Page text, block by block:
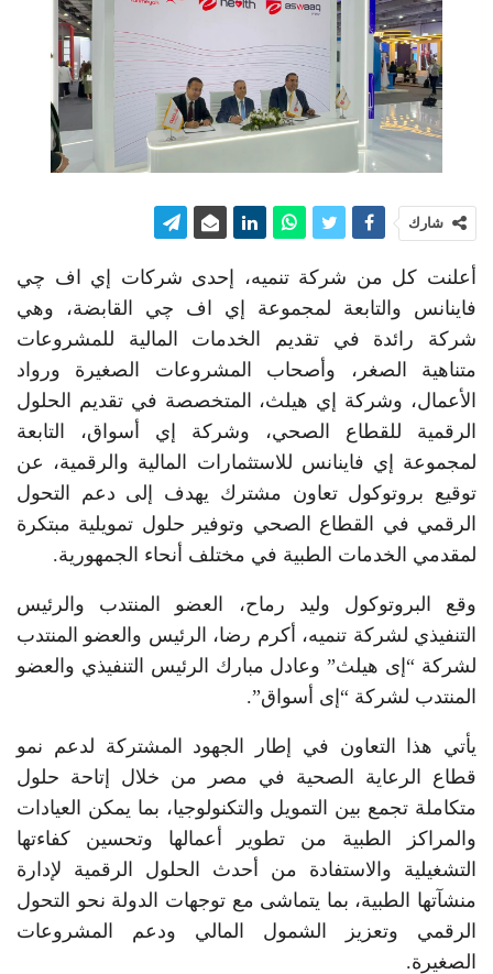
شارك
أعلنت كل من شركة تنميه، إحدى شركات إي اف چي
فاينانس والتابعة لمجموعة إي اف چي القابضة، وهي
شركة رائدة في تقديم الخدمات المالية للمشروعات
متناهية الصغر، وأصحاب المشروعات الصغيرة ورواد
الأعمال، وشركة إي هيلث، المتخصصة في تقديم الحلول
الرقمية للقطاع الصحي، وشركة إي أسواق، التابعة
لمجموعة إي فاينانس للاستثمارات المالية والرقمية، عن
توقيع بروتوكول تعاون مشترك يهدف إلى دعم التحول
الرقمي في القطاع الصحي وتوفير حلول تمويلية مبتكرة
لمقدمي الخدمات الطبية في مختلف أنحاء الجمهورية.
وقع البروتوكول وليد رماح، العضو المنتدب والرئيس
التنفيذي لشركة تنميه، أكرم رضا، الرئيس والعضو المنتدب
لشركة “إى هيلث” وعادل مبارك الرئيس التنفيذي والعضو
المنتدب لشركة “إى أسواق”.
يأتي هذا التعاون في إطار الجهود المشتركة لدعم نمو
قطاع الرعاية الصحية في مصر من خلال إتاحة حلول
متكاملة تجمع بين التمويل والتكنولوجيا، بما يمكن العيادات
والمراكز الطبية من تطوير أعمالها وتحسين كفاءتها
التشغيلية والاستفادة من أحدث الحلول الرقمية لإدارة
منشآتها الطبية، بما يتماشى مع توجهات الدولة نحو التحول
الرقمي وتعزيز الشمول المالي ودعم المشروعات
الصغيرة.